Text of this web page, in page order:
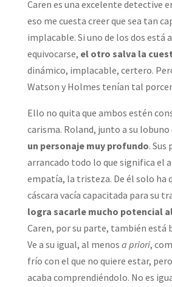
Caren es una excelente detective
eso me cuesta creer que sea tan
implacable. Si uno de los dos está
equivocarse, el otro salva la
dinámico, implacable, certero.
Watson y Holmes tenían tal
Ello no quita que ambos estén
carisma. Roland, junto a su
un personaje muy profundo. Sus
arrancado todo lo que significa el
empatía, la tristeza. De él solo ha
cáscara vacía capacitada para su
logra sacarle mucho potencial
Caren, por su parte, también está
Ve a su igual, al menos a priori,
frío con el que no quiere estar,
acaba comprendiéndolo. No es